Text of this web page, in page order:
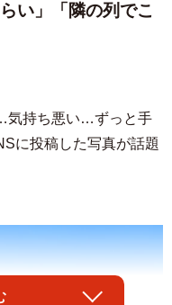
い」「隣の列でこ
気持ち悪い…ずっと手
に投稿した写真が話題